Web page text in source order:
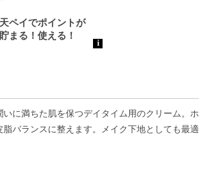
に満ちた肌を保つデイタイム用のクリーム。ホ
バランスに整えます。メイク下地としても最適